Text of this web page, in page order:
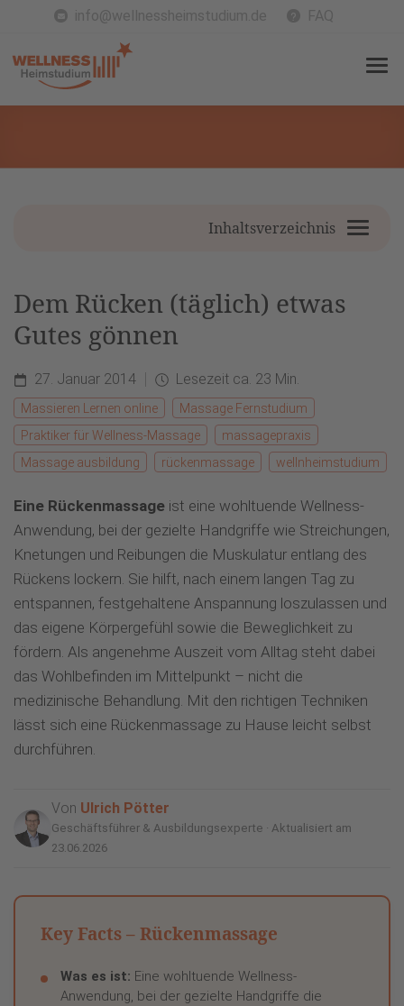
info@wellnessheimstudium.de FAQ
Inhaltsverzeichnis
Dem Rücken (täglich) etwas
Gutes gönnen
27. Januar 2014 Lesezeit ca. 23 Min.
Massieren Lernen online
Massage Fernstudium
Praktiker für Wellness-Massage
massagepraxis
Massage ausbildung
rückenmassage wellnheimstudium
Eine Rückenmassage ist eine wohltuende Wellness-
Anwendung, bei der gezielte Handgriffe wie Streichungen,
Knetungen und Reibungen die Muskulatur entlang des
Rückens lockern. Sie hilft, nach einem langen Tag zu
entspannen, festgehaltene Anspannung loszulassen und
das eigene Körpergefühl sowie die Beweglichkeit zu
fördern. Als angenehme Auszeit vom Alltag steht dabei
das Wohlbefinden im Mittelpunkt – nicht die
medizinische Behandlung. Mit den richtigen Techniken
lässt sich eine Rückenmassage zu Hause leicht selbst
durchführen.
Von Ulrich Pötter
Geschäftsführer & Ausbildungsexperte · Aktualisiert am
23.06.2026
Key Facts – Rückenmassage
Was es ist: Eine wohltuende Wellness-
Anwendung, bei der gezielte Handgriffe die